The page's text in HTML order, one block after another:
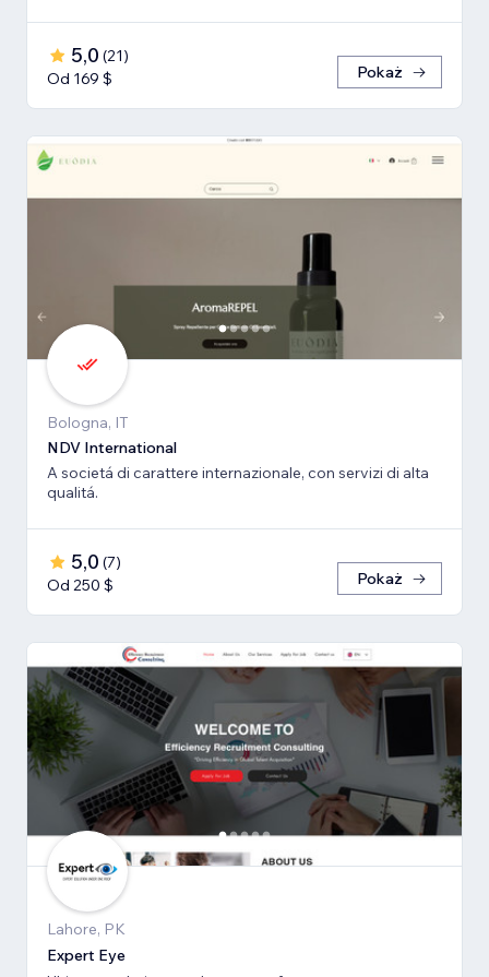
5,0 (21)
Od 169 $
Pokaż
Bologna, IT
NDV International
A societá di carattere internazionale, con servizi di alta
qualitá.
5,0 (7)
Od 250 $
Pokaż
Lahore, PK
Expert Eye